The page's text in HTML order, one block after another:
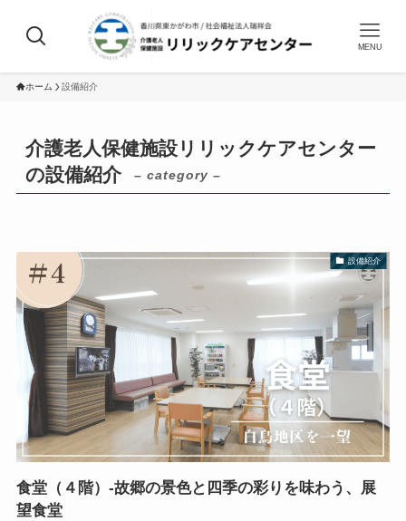
MENU
ホーム 設備紹介
介護老人保健施設リリックケアセンター
の設備紹介
– category –
設備紹介
食堂（４階）-故郷の景色と四季の彩りを味わう、展
望食堂